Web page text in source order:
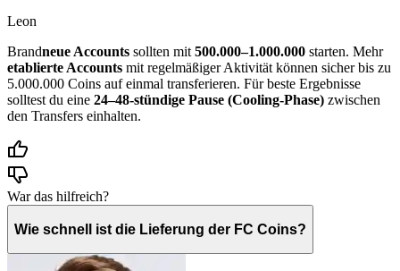
Leon
Brandneue Accounts sollten mit 500.000–1.000.000 starten. Mehr
etablierte Accounts mit regelmäßiger Aktivität können sicher bis zu
5.000.000 Coins auf einmal transferieren. Für beste Ergebnisse
solltest du eine 24–48-stündige Pause (Cooling-Phase) zwischen
den Transfers einhalten.
War das hilfreich?
Wie schnell ist die Lieferung der FC Coins?